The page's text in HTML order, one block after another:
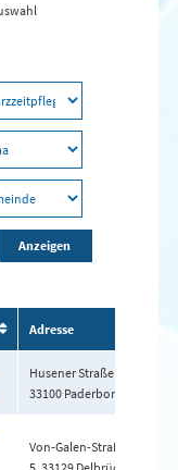
Anzeigen
Adresse
Husener Straße 89,
33100 Paderborn
Von-Galen-Straße